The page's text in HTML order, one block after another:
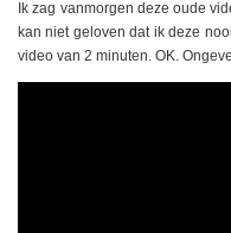
Ik zag vanmorgen deze oude
kan niet geloven dat ik deze
video van 2 minuten. OK.